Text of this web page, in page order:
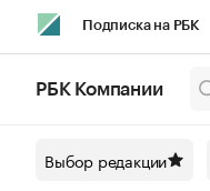
Подписка на РБК
Спецпроекты СПб
РБК Компании
Выбор редакции